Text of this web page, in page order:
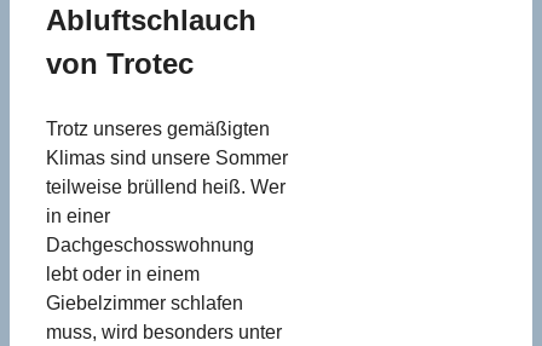
Abluftschlauch
von Trotec
Trotz unseres gemäßigten
Klimas sind unsere Sommer
teilweise brüllend heiß. Wer
in einer
Dachgeschosswohnung
lebt oder in einem
Giebelzimmer schlafen
muss, wird besonders unter